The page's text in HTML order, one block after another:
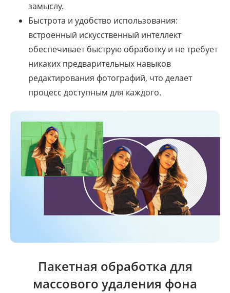
замыслу.
Быстрота и удобство использования:
встроенный искусственный интеллект
обеспечивает быструю обработку и не требует
никаких предварительных навыков
редактирования фотографий, что делает
процесс доступным для каждого.
Пакетная обработка для
массового удаления фона